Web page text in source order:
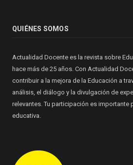
QUIÉNES SOMOS
Actualidad Docente es la revista sobre
hace más de 25 años. Con Actualidad
contribuir a la mejora de la Educación a
análisis, el diálogo y la divulgación de
relevantes. Tu participación es importante
educativa.